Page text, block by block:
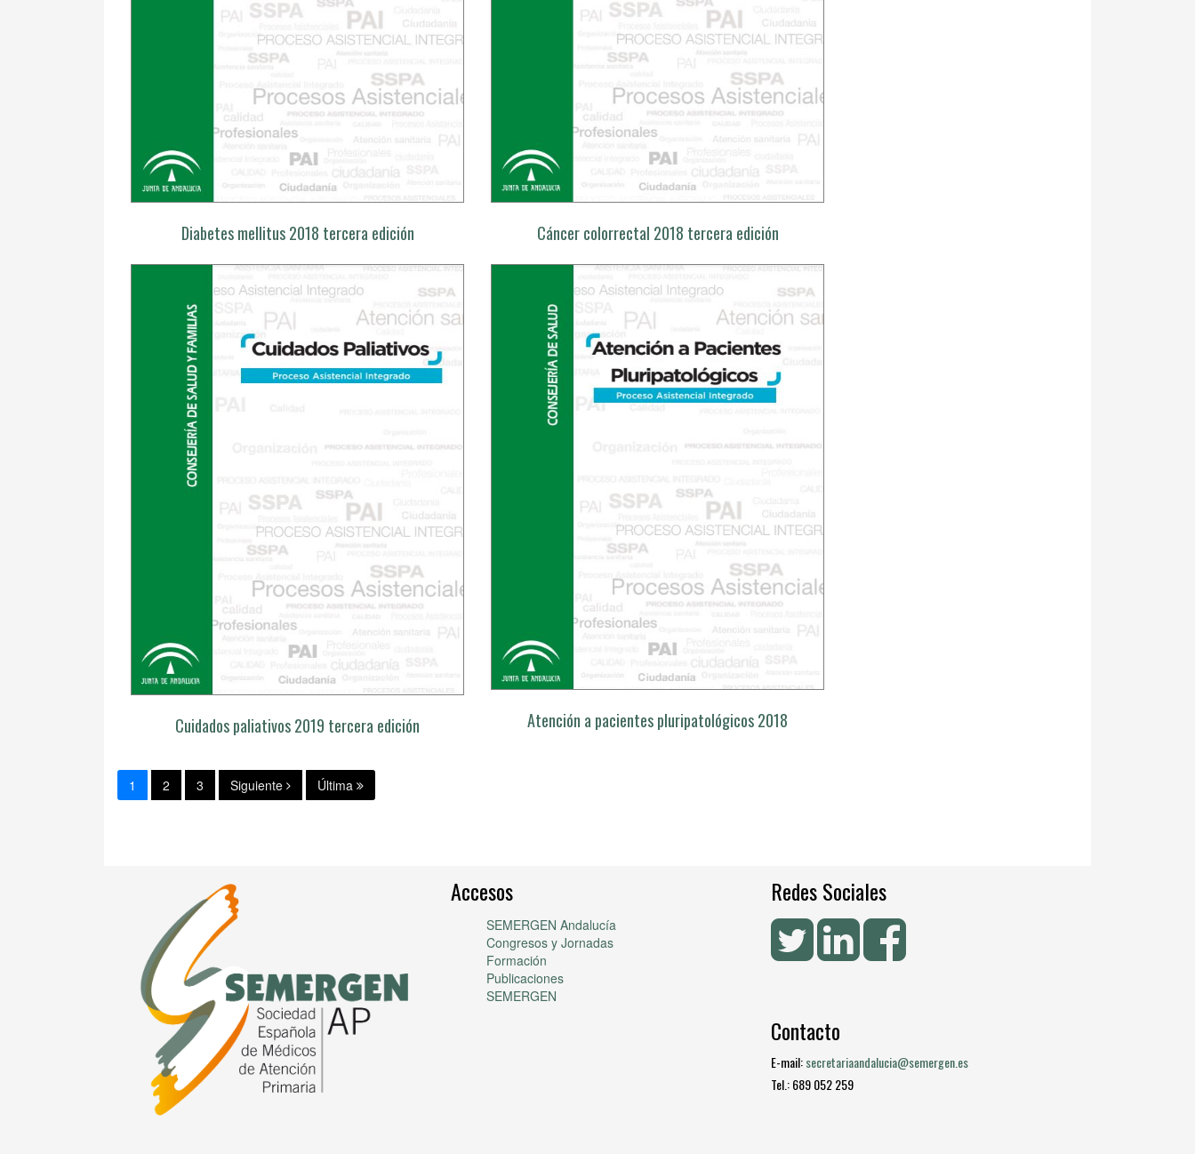
Diabetes mellitus 2018 tercera edición Cáncer colorrectal 2018 tercera edición
Cuidados paliativos 2019 tercera edición Atención a pacientes pluripatológicos 2018
1 2 3 Siguiente Última
Accesos
SEMERGEN Andalucía
Congresos y Jornadas
Formación
Publicaciones
SEMERGEN
Redes Sociales
Contacto
E-mail:secretariaandalucia@semergen.es
Tel.: 689 052 259